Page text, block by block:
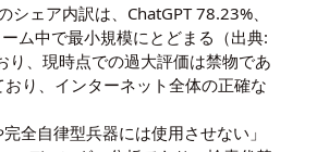
ェア内訳は、ChatGPT 78.23%、
ム中で最小規模にとどまる（出典:
り、現時点での過大評価は禁物であ
り、インターネット全体の正確な
全自律型兵器には使用させない」